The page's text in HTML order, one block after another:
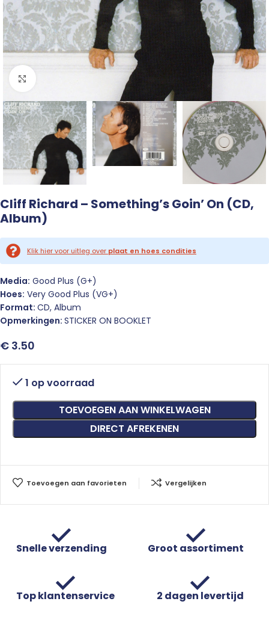
Cliff Richard – Something’s Goin’ On (CD,
Album)
Klik hier voor uitleg over plaat en hoes condities
Media: Good Plus (G+)
Hoes: Very Good Plus (VG+)
Format: CD, Album
Opmerkingen: STICKER ON BOOKLET
€ 3.50
1 op voorraad
TOEVOEGEN AAN WINKELWAGEN
DIRECT AFREKENEN
Toevoegen aan favorieten Vergelijken
Snelle verzending Groot assortiment
Top klantenservice 2 dagen levertijd